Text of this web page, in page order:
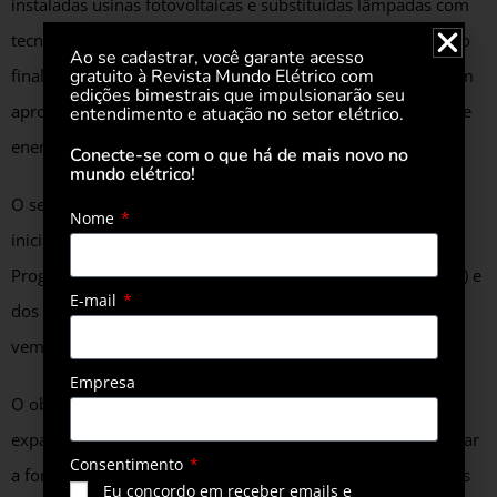
instaladas usinas fotovoltaicas e substituídas lâmpadas com
tecnologia obsoleta por modelos mais eficientes, de LED. Ao
final do programa, é esperado que os hospitais economizem
aproximadamente R$18 milhões por ano em suas contas de
energia.
O segundo pilar desse programa dará continuidade a uma
iniciativa conduzida pelo Instituto CPFL. Por meio do
Programa Nacional de Apoio à Atenção Oncológica (Pronon) e
dos Conselhos Municipais do Idoso (CMI), o Instituto CPFL
vem investindo na melhoria nas condições dos hospitais.
O objetivo deste pilar é ampliar a oferta de serviços e
expandir a prestação de serviços médico-assistenciais, apoiar
a formação, o treinamento e o aperfeiçoamento de recursos
Ao se cadastrar, você garante acesso
gratuito à Revista Mundo Elétrico com
edições bimestrais que impulsionarão seu
entendimento e atuação no setor elétrico.
Conecte-se com o que há de mais novo no
mundo elétrico!
Nome
E-mail
Empresa
Consentimento
Eu concordo em receber emails e